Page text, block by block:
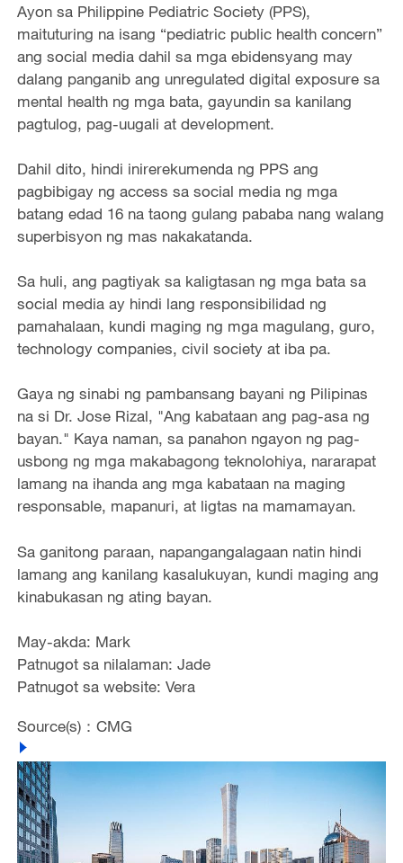
Ayon sa Philippine Pediatric Society (PPS),
maituturing na isang “pediatric public health concern”
ang social media dahil sa mga ebidensyang may
dalang panganib ang unregulated digital exposure sa
mental health ng mga bata, gayundin sa kanilang
pagtulog, pag-uugali at development.
Dahil dito, hindi inirerekumenda ng PPS ang
pagbibigay ng access sa social media ng mga
batang edad 16 na taong gulang pababa nang walang
superbisyon ng mas nakakatanda.
Sa huli, ang pagtiyak sa kaligtasan ng mga bata sa
social media ay hindi lang responsibilidad ng
pamahalaan, kundi maging ng mga magulang, guro,
technology companies, civil society at iba pa.
Gaya ng sinabi ng pambansang bayani ng Pilipinas
na si Dr. Jose Rizal, "Ang kabataan ang pag-asa ng
bayan." Kaya naman, sa panahon ngayon ng pag-
usbong ng mga makabagong teknolohiya, nararapat
lamang na ihanda ang mga kabataan na maging
responsable, mapanuri, at ligtas na mamamayan.
Sa ganitong paraan, napangangalagaan natin hindi
lamang ang kanilang kasalukuyan, kundi maging ang
kinabukasan ng ating bayan.
May-akda: Mark
Patnugot sa nilalaman: Jade
Patnugot sa website: Vera
Source(s)：CMG